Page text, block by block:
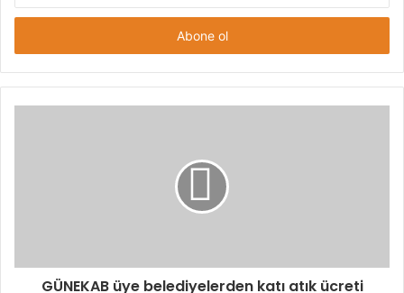
adresinizi
GÜNEKAB üye belediyelerden katı atık ücreti